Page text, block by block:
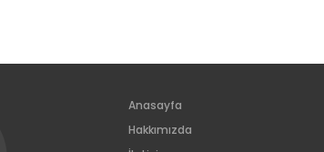
Anasayfa
Hakkımızda